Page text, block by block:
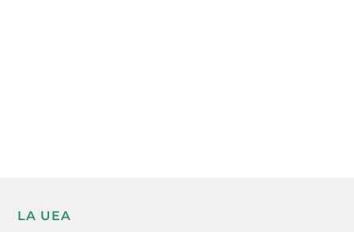
LA UEA